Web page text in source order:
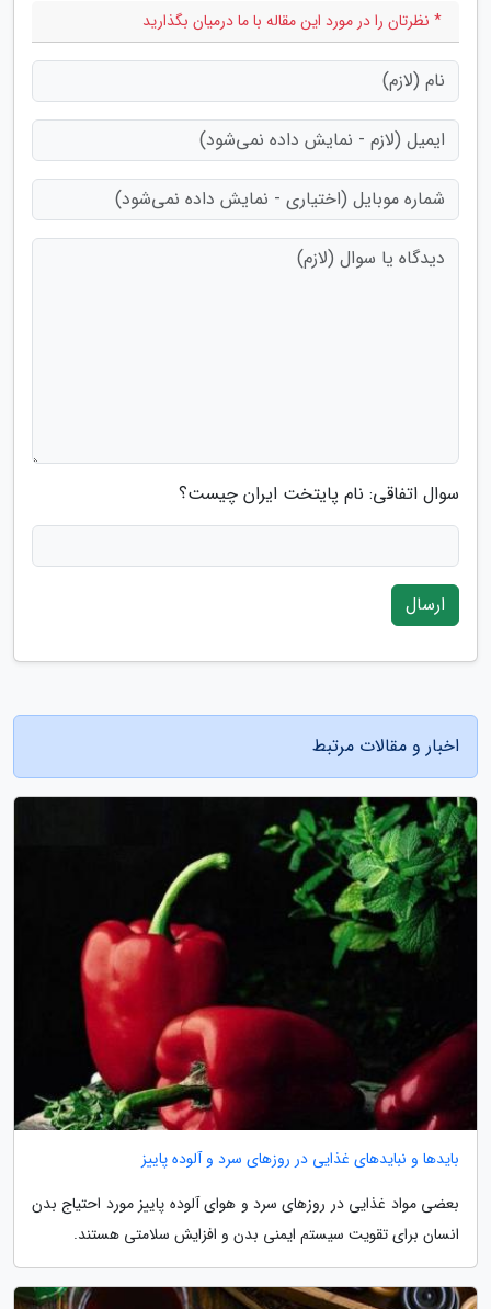
* نظرتان را در مورد این مقاله با ما درمیان بگذارید
سوال اتفاقی: نام پایتخت ایران چیست؟
ارسال
اخبار و مقالات مرتبط
بایدها و نبایدهای غذایی در روزهای سرد و آلوده پاییز
بعضی مواد غذایی در روزهای سرد و هوای آلوده پاییز مورد احتیاج بدن
انسان برای تقویت سیستم ایمنی بدن و افزایش سلامتی هستند.